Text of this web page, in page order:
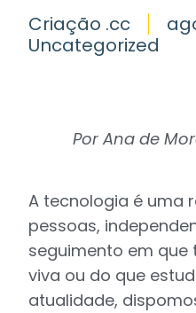
Criação .cc
Uncategorized
Por Ana de
A tecnologia é uma
pessoas,
seguimento em que
viva ou do que
atualidade,